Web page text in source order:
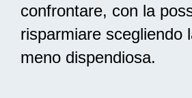
confrontare, con la
risparmiare scegliendo
meno dispendiosa.